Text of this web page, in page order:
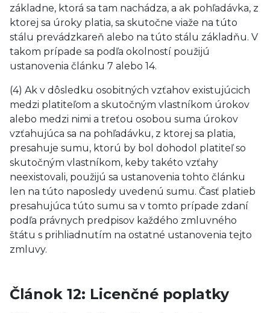
základne, ktorá sa tam nachádza, a ak pohľadávka, z
ktorej sa úroky platia, sa skutočne viaže na túto
stálu prevádzkareň alebo na túto stálu základňu. V
takom prípade sa podľa okolností použijú
ustanovenia článku 7 alebo 14.
(4) Ak v dôsledku osobitných vzťahov existujúcich
medzi platiteľom a skutočným vlastníkom úrokov
alebo medzi nimi a treťou osobou suma úrokov
vzťahujúca sa na pohľadávku, z ktorej sa platia,
presahuje sumu, ktorú by bol dohodol platiteľ so
skutočným vlastníkom, keby takéto vzťahy
neexistovali, použijú sa ustanovenia tohto článku
len na túto naposledy uvedenú sumu. Časť platieb
presahujúca túto sumu sa v tomto prípade zdaní
podľa právnych predpisov každého zmluvného
štátu s prihliadnutím na ostatné ustanovenia tejto
zmluvy.
Článok 12: Licenčné poplatky